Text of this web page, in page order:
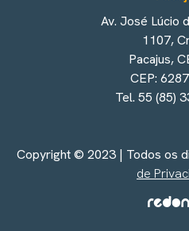
Av. José Lúcio
1107,
Pacajus,
CEP:
Tel. 55 (85)
Copyright © 2023 | Todos os
de